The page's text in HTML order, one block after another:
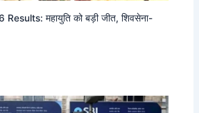
महायुति को बड़ी जीत, शिवसेना-